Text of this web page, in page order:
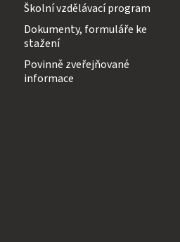
Školní vzdělávací program
Dokumenty, formuláře ke
stažení
Povinně zveřejňované
informace